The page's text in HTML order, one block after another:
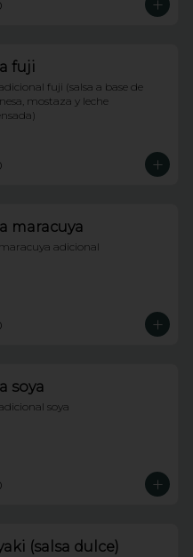
fuji
fuji (salsa a base de
mostaza y leche
maracuya
adicional
soya
soya
(salsa dulce)